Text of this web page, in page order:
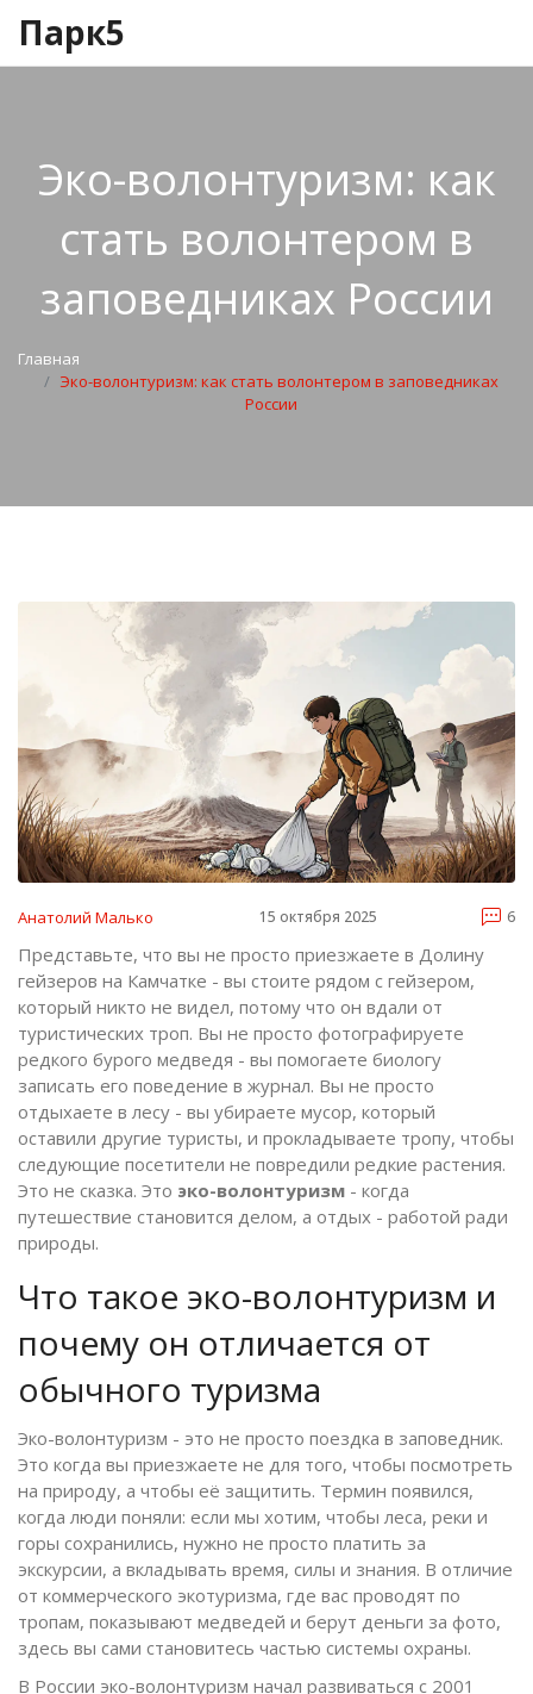
Парк5
Эко-волонтуризм: как
стать волонтером в
заповедниках России
Главная
Эко-волонтуризм: как стать волонтером в заповедниках
России
Анатолий Малько 15 октября 2025 6
Представьте, что вы не просто приезжаете в Долину
гейзеров на Камчатке - вы стоите рядом с гейзером,
который никто не видел, потому что он вдали от
туристических троп. Вы не просто фотографируете
редкого бурого медведя - вы помогаете биологу
записать его поведение в журнал. Вы не просто
отдыхаете в лесу - вы убираете мусор, который
оставили другие туристы, и прокладываете тропу, чтобы
следующие посетители не повредили редкие растения.
Это не сказка. Это эко-волонтуризм - когда
путешествие становится делом, а отдых - работой ради
природы.
Что такое эко-волонтуризм и
почему он отличается от
обычного туризма
Эко-волонтуризм - это не просто поездка в заповедник.
Это когда вы приезжаете не для того, чтобы посмотреть
на природу, а чтобы её защитить. Термин появился,
когда люди поняли: если мы хотим, чтобы леса, реки и
горы сохранились, нужно не просто платить за
экскурсии, а вкладывать время, силы и знания. В отличие
от коммерческого экотуризма, где вас проводят по
тропам, показывают медведей и берут деньги за фото,
здесь вы сами становитесь частью системы охраны.
В России эко-волонтуризм начал развиваться с 2001